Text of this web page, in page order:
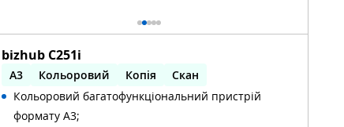
bizhub C251i
A3 Кольоровий Копія
Скан
Автоматичний двосторонній друк
Кольоровий багатофункціональний пристрій
формату А3;